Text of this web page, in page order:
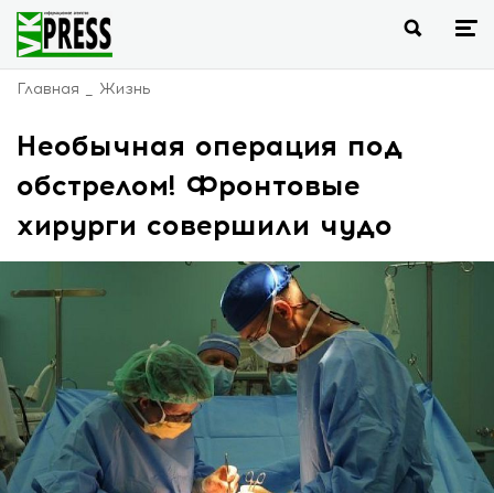
Главная Жизнь
Необычная операция под
обстрелом! Фронтовые
хирурги совершили чудо